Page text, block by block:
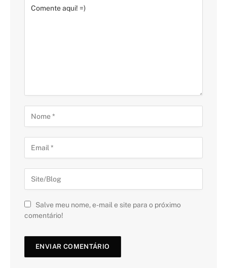
Salve meu nome, e-mail e site para o próximo
comentário!